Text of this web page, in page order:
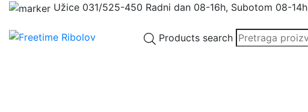
Užice 031/525-450 Radni dan 08-16h, Subotom 08-14h
Products search